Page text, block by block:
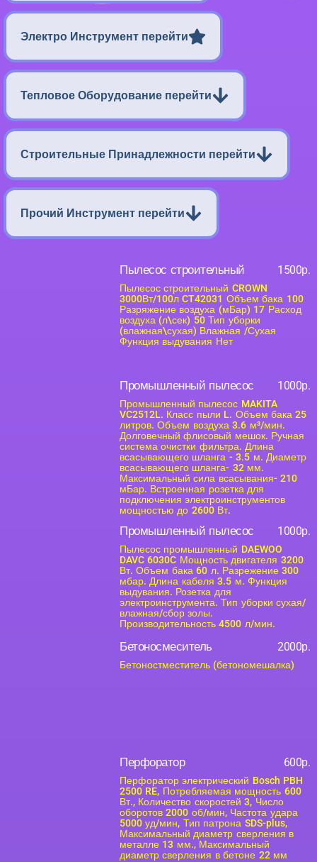
Электро Инструмент перейти
Тепловое Оборудование перейти
Строительные Принадлежности перейти
Прочий Инструмент перейти
Пылесос строительный 1500р.
Пылесос строительный CROWN
3000Вт/100л CT42031 Объем бака 100
Разряжение воздуха (мБар) 17 Расход
воздуха (л\сек) 50 Тип уборки
(влажная\сухая) Влажная /Сухая
Функция выдувания Нет
Промышленный пылесос 1000р.
Промышленный пылесос MAKITA
VC2512L. Класс пыли L. Объем бака 25
литров. Объем воздуха 3.6 м³/мин.
Долговечный флисовый мешок. Ручная
система очистки фильтра. Длина
всасывающего шланга - 3.5 м. Диаметр
всасывающего шланга- 32 мм.
Максимальный сила всасывания- 210
мБар. Встроенная розетка для
подключения электроинструментов
мощностью до 2600 Вт.
Промышленный пылесос 1000р.
Пылесос промышленный DAEWOO
DAVC 6030C Мощность двигателя 3200
Вт. Объем бака 60 л. Разрежение 300
мбар. Длина кабеля 3.5 м. Функция
выдувания. Розетка для
электроинструмента. Тип уборки сухая/
влажная/сбор золы.
Производительность 4500 л/мин.
Бетоносмеситель 2000р.
Бетоностместитель (бетономешалка)
Перфоратор 600р.
Перфоратор электрический Bosch PBH
2500 RE, Потребляемая мощность 600
Вт., Количество скоростей 3, Число
оборотов 2000 об/мин, Частота удара
5000 уд/мин, Тип патрона SDS-plus,
Максимальный диаметр сверления в
металле 13 мм., Максимальный
диаметр сверления в бетоне 22 мм